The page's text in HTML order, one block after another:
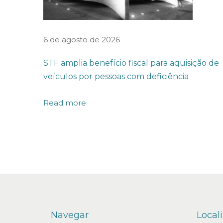
t
o
d
m
6 de agosto de 2026
STF amplia benefício fiscal para aquisição de
veículos por pessoas com deficiência
Read more
Navegar